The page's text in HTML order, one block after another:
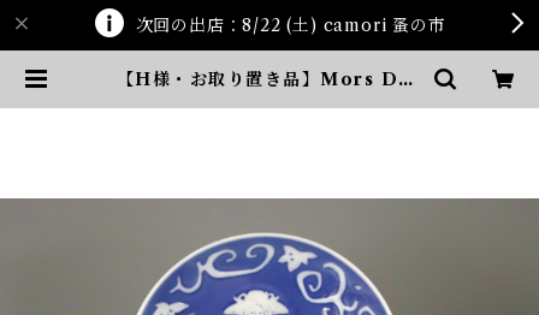
次回の出店：8/22 (土) camori 蚤の市
【H様・お取り置き品】Mors Dag